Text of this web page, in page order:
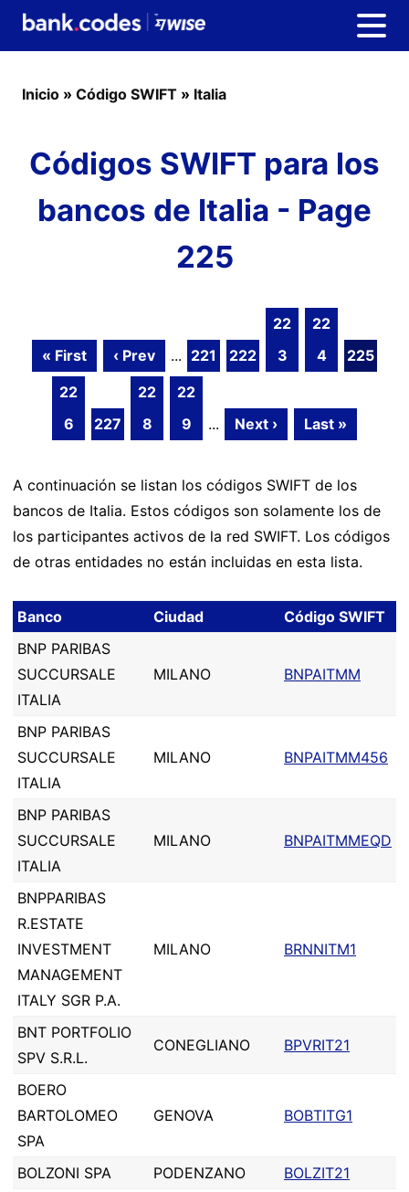
Inicio » Código SWIFT » Italia
Códigos SWIFT para los
bancos de Italia - Page
225
« First ‹ Prev ... 221 222
22
3
22
4
225
22
6
227
22
8
22
9
... Next › Last »
A continuación se listan los códigos SWIFT de los
bancos de Italia. Estos códigos son solamente los de
los participantes activos de la red SWIFT. Los códigos
de otras entidades no están incluidas en esta lista.
Banco Ciudad
Código SWIFT
BNP PARIBAS
SUCCURSALE
ITALIA
MILANO BNPAITMM
BNP PARIBAS
SUCCURSALE
ITALIA
MILANO BNPAITMM456
BNP PARIBAS
SUCCURSALE
ITALIA
MILANO BNPAITMMEQD
BNPPARIBAS
R.ESTATE
INVESTMENT
MANAGEMENT
ITALY SGR P.A.
MILANO BRNNITM1
BNT PORTFOLIO
SPV S.R.L.
CONEGLIANO BPVRIT21
BOERO
BARTOLOMEO
SPA
GENOVA BOBTITG1
BOLZONI SPA PODENZANO
BOLZIT21